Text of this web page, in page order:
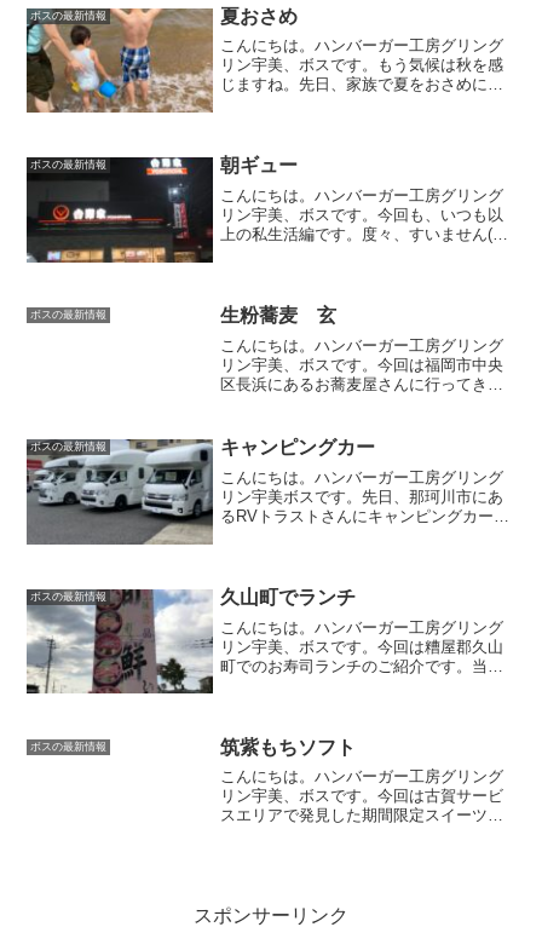
ボスの最新情報 夏おさめ
こんにちは。ハンバーガー工房グリング
リン宇美、ボスです。もう気候は秋を感
じますね。先日、家族で夏をおさめに行
び開始。久しぶりの外出に...
ボスの最新情報 朝ギュー
こんにちは。ハンバーガー工房グリング
リン宇美、ボスです。今回も、いつも以
上の私生活編です。度々、すいません(__)
ようです。お肉2倍...
ボスの最新情報 生粉蕎麦 玄
こんにちは。ハンバーガー工房グリング
リン宇美、ボスです。今回は福岡市中央
区長浜にあるお蕎麦屋さんに行ってきま
が絶えず来店していた個人的に気になっ
ていたお店。生粉蕎麦 玄...
ボスの最新情報 キャンピングカー
こんにちは。ハンバーガー工房グリング
リン宇美ボスです。先日、那珂川市にあ
るRVトラストさんにキャンピングカーを
キャンピングカー。デカ...
ボスの最新情報 久山町でランチ
こんにちは。ハンバーガー工房グリング
リン宇美、ボスです。今回は糟屋郡久山
町でのお寿司ランチのご紹介です。当店
刺身等が楽しめるお店。い...
ボスの最新情報 筑紫もちソフト
こんにちは。ハンバーガー工房グリング
リン宇美、ボスです。今回は古賀サービ
スエリアで発見した期間限定スイーツの
スポンサーリンク